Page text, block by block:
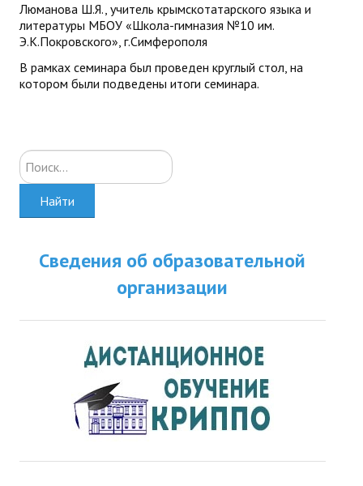
Люманова Ш.Я., учитель крымскотатарского языка и
литературы МБОУ «Школа-гимназия №10 им.
Э.К.Покровского», г.Симферополя
В рамках семинара был проведен круглый стол, на
котором были подведены итоги семинара.
Искать...
Найти
Сведения об образовательной
организации